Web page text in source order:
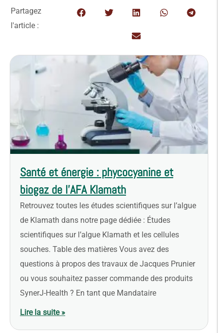
Partagez
l'article :
Santé et énergie : phycocyanine et
biogaz de l’AFA Klamath
Retrouvez toutes les études scientifiques sur l’algue
de Klamath dans notre page dédiée : Études
scientifiques sur l’algue Klamath et les cellules
souches. Table des matières Vous avez des
questions à propos des travaux de Jacques Prunier
ou vous souhaitez passer commande des produits
SynerJ-Health ? En tant que Mandataire
Lire la suite »